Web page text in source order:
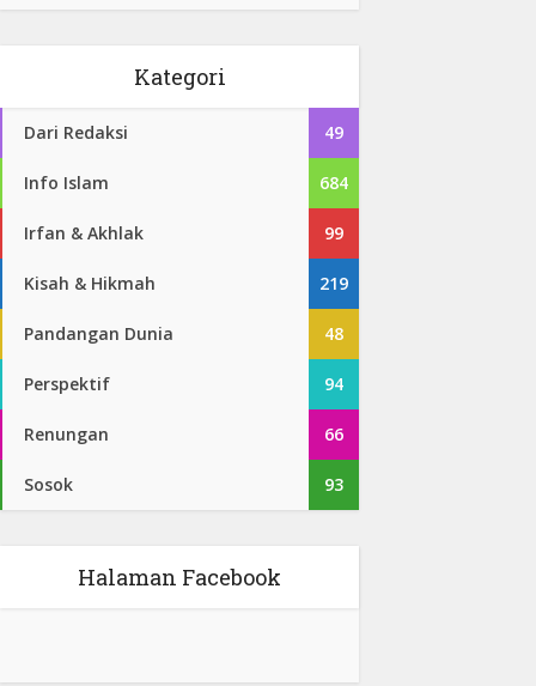
Kategori
Dari Redaksi 49
Info Islam 684
Irfan & Akhlak 99
Kisah & Hikmah 219
Pandangan Dunia 48
Perspektif 94
Renungan 66
Sosok 93
Halaman Facebook